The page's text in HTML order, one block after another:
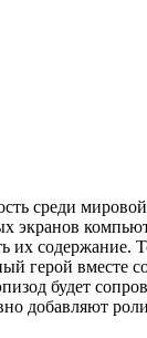
среди
их содержание.
герой вместе
будет
добавляют